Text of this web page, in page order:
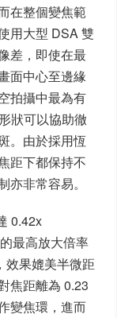
在整個變焦範
用大型 DSA 雙
差，即使在最
面中心至邊緣
拍攝中最為有
狀可以協助徹
。由於採用恆
距下都保持不
非常容易。
0.42x
最高放大倍率
效果媲美半微距
焦距離為 0.23
變焦環，進而